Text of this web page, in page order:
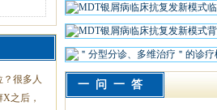
很多人
之后，
一问一答